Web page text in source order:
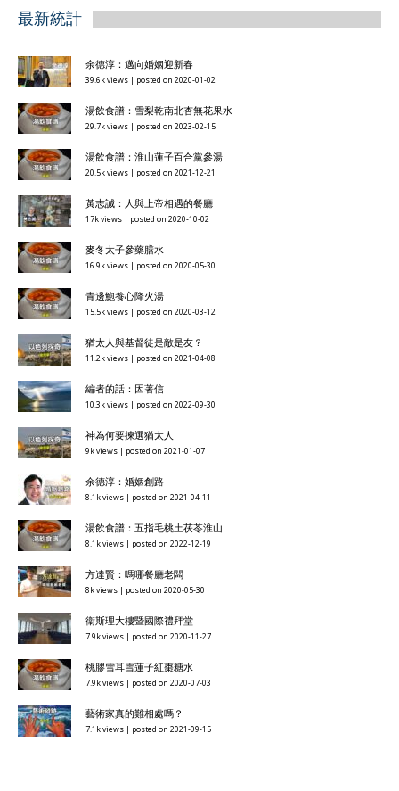
最新統計
余德淳：邁向婚姻迎新春
39.6k views | posted on 2020-01-02
湯飲食譜：雪梨乾南北杏無花果水
29.7k views | posted on 2023-02-15
湯飲食譜：淮山蓮子百合黨參湯
20.5k views | posted on 2021-12-21
黃志誠：人與上帝相遇的餐廳
17k views | posted on 2020-10-02
麥冬太子參藥膳水
16.9k views | posted on 2020-05-30
青邊鮑養心降火湯
15.5k views | posted on 2020-03-12
猶太人與基督徒是敵是友？
11.2k views | posted on 2021-04-08
編者的話：因著信
10.3k views | posted on 2022-09-30
神為何要揀選猶太人
9k views | posted on 2021-01-07
余德淳：婚姻創路
8.1k views | posted on 2021-04-11
湯飲食譜：五指毛桃土茯苓淮山
8.1k views | posted on 2022-12-19
方達賢：嗎哪餐廳老闆
8k views | posted on 2020-05-30
衞斯理大樓暨國際禮拜堂
7.9k views | posted on 2020-11-27
桃膠雪耳雪蓮子紅棗糖水
7.9k views | posted on 2020-07-03
藝術家真的難相處嗎？
7.1k views | posted on 2021-09-15